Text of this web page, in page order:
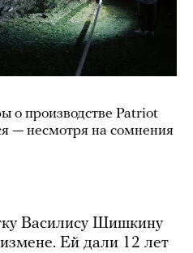
о производстве Patriot
— несмотря на сомнения
Василису Шишкину
Ей дали 12 лет